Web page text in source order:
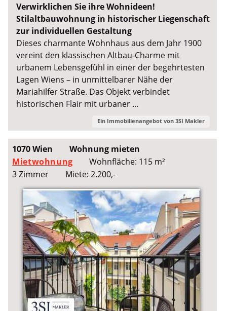
Verwirklichen Sie ihre Wohnideen!
Stilaltbauwohnung in historischer Liegenschaft
zur individuellen Gestaltung
Dieses charmante Wohnhaus aus dem Jahr 1900
vereint den klassischen Altbau-Charme mit
urbanem Lebensgefühl in einer der begehrtesten
Lagen Wiens – in unmittelbarer Nähe der
Mariahilfer Straße. Das Objekt verbindet
historischen Flair mit urbaner ...
Ein Immobilienangebot von 3SI Makler
1070 Wien
Wohnung mieten
Mietwohnung
Wohnfläche: 115 m²
3 Zimmer
Miete: 2.200,-